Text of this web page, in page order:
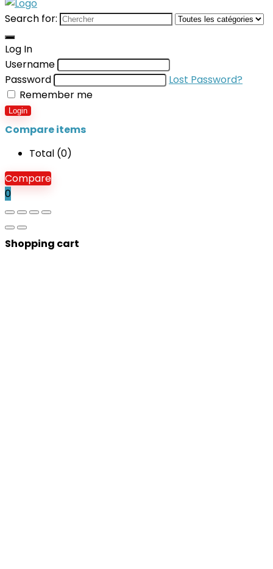
Search for:
Log In
Username
Password
Lost Password?
Remember me
Login
Compare items
Total (0)
Compare
0
Shopping cart